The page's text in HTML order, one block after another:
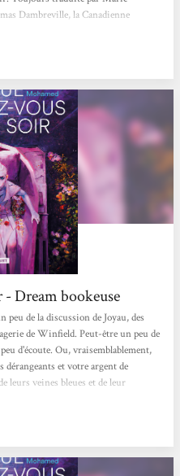
Dambreville, la Canadienne
Joyau et son amie défunte
- Dream bookeuse
de la discussion de Joyau, des
de Winfield. Peut-être un peu de
d'écoute. Ou, vraisemblablement,
dérangeants et votre argent de
leurs veines bleues et de leur
où elles vont toutes, à chaque mort, se